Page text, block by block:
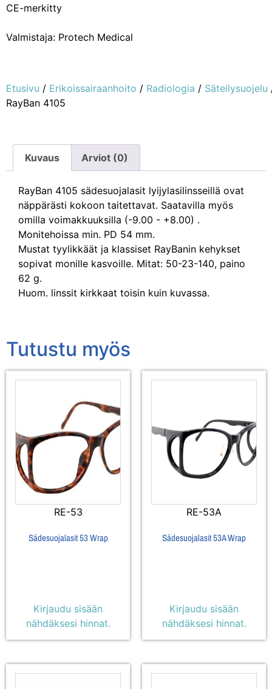
CE-merkitty
Valmistaja: Protech Medical
Etusivu / Erikoissairaanhoito / Radiologia / Säteilysuojelu
RayBan 4105
Kuvaus Arviot (0)
RayBan 4105 sädesuojalasit lyijylasilinsseillä ovat
näppärästi kokoon taitettavat. Saatavilla myös
omilla voimakkuuksilla (-9.00 - +8.00) .
Monitehoissa min. PD 54 mm.
Mustat tyylikkäät ja klassiset RayBanin kehykset
sopivat monille kasvoille. Mitat: 50-23-140, paino
62 g.
Huom. linssit kirkkaat toisin kuin kuvassa.
Tutustu myös
RE-53
Sädesuojalasit 53 Wrap
Kirjaudu sisään
nähdäksesi hinnat.
RE-53A
Sädesuojalasit 53A Wrap
Kirjaudu sisään
nähdäksesi hinnat.